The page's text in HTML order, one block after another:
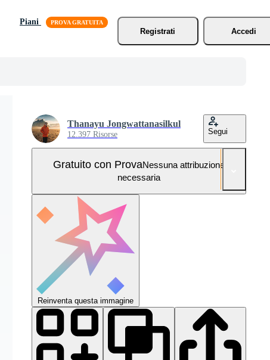
Piani
Registrati
Accedi
Thanayu Jongwattanasilkul
12.397 Risorse Segui
Gratuito con ProvaNessuna attribuzione
necessaria
Reinventa questa immagine